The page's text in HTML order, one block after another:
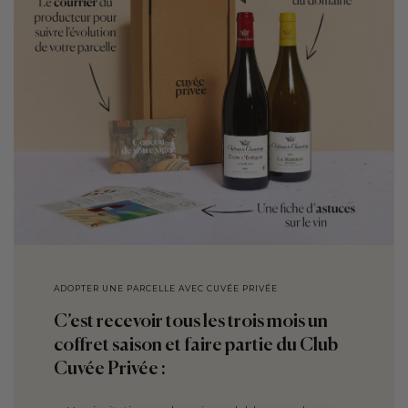
ADOPTER UNE PARCELLE AVEC CUVÉE PRIVÉE
C’est recevoir tous les trois mois un
coffret saison et faire partie du Club
Cuvée Privée :